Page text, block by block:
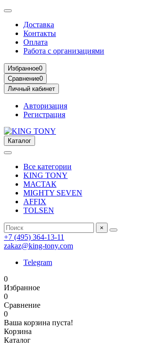
Доставка
Контакты
Оплата
Работа с организациями
Избранное0
Сравнение0
Личный кабинет
Авторизация
Регистрация
Каталог
Все категории
KING TONY
МАСТАК
MIGHTY SEVEN
AFFIX
TOLSEN
×
+7 (495) 364-13-11
zakaz@king-tony.com
Telegram
0
Избранное
0
Сравнение
0
Ваша корзина пуста!
Корзина
Каталог